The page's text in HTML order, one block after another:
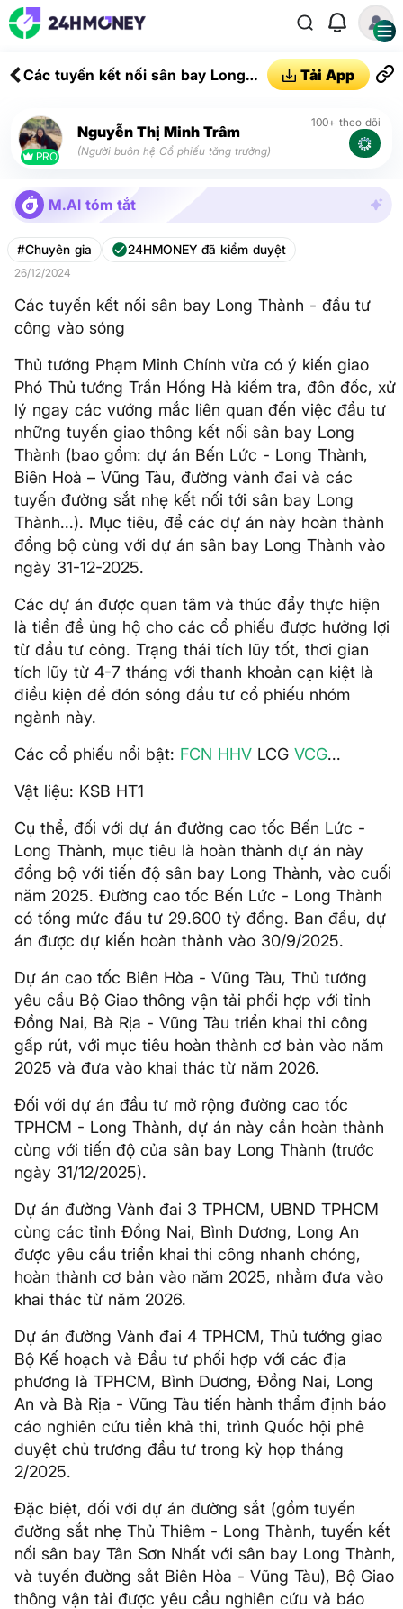
Các tuyến kết nối sân bay Long
Tải App
PRO
Nguyễn Thị Minh Trâm
(Người buôn hệ Cổ phiếu tăng trưởng)
100+ theo dõi
M.AI tóm tắt
#Chuyên gia 24HMONEY đã kiểm duyệt
26/12/2024
Các tuyến kết nối sân bay Long Thành - đầu tư
công vào sóng
Thủ tướng Phạm Minh Chính vừa có ý kiến giao
Phó Thủ tướng Trần Hồng Hà kiểm tra, đôn đốc, xử
lý ngay các vướng mắc liên quan đến việc đầu tư
những tuyến giao thông kết nối sân bay Long
Thành (bao gồm: dự án Bến Lức - Long Thành,
Biên Hoà – Vũng Tàu, đường vành đai và các
tuyến đường sắt nhẹ kết nối tới sân bay Long
Thành...). Mục tiêu, để các dự án này hoàn thành
đồng bộ cùng với dự án sân bay Long Thành vào
ngày 31-12-2025.
Các dự án được quan tâm và thúc đẩy thực hiện
là tiền đề ủng hộ cho các cổ phiếu được hưởng lợi
từ đầu tư công. Trạng thái tích lũy tốt, thơi gian
tích lũy từ 4-7 tháng với thanh khoản cạn kiệt là
điều kiện để đón sóng đầu tư cổ phiếu nhóm
ngành này.
Các cổ phiếu nổi bật: FCN HHV LCG VCG...
Vật liệu: KSB HT1
Cụ thể, đối với dự án đường cao tốc Bến Lức -
Long Thành, mục tiêu là hoàn thành dự án này
đồng bộ với tiến độ sân bay Long Thành, vào cuối
năm 2025. Đường cao tốc Bến Lức - Long Thành
có tổng mức đầu tư 29.600 tỷ đồng. Ban đầu, dự
án được dự kiến hoàn thành vào 30/9/2025.
Dự án cao tốc Biên Hòa - Vũng Tàu, Thủ tướng
yêu cầu Bộ Giao thông vận tải phối hợp với tỉnh
Đồng Nai, Bà Rịa - Vũng Tàu triển khai thi công
gấp rút, với mục tiêu hoàn thành cơ bản vào năm
2025 và đưa vào khai thác từ năm 2026.
Đối với dự án đầu tư mở rộng đường cao tốc
TPHCM - Long Thành, dự án này cần hoàn thành
cùng với tiến độ của sân bay Long Thành (trước
ngày 31/12/2025).
Dự án đường Vành đai 3 TPHCM, UBND TPHCM
cùng các tỉnh Đồng Nai, Bình Dương, Long An
được yêu cầu triển khai thi công nhanh chóng,
hoàn thành cơ bản vào năm 2025, nhằm đưa vào
khai thác từ năm 2026.
Dự án đường Vành đai 4 TPHCM, Thủ tướng giao
Bộ Kế hoạch và Đầu tư phối hợp với các địa
phương là TPHCM, Bình Dương, Đồng Nai, Long
An và Bà Rịa - Vũng Tàu tiến hành thẩm định báo
cáo nghiên cứu tiền khả thi, trình Quốc hội phê
duyệt chủ trương đầu tư trong kỳ họp tháng
2/2025.
Đặc biệt, đối với dự án đường sắt (gồm tuyến
đường sắt nhẹ Thủ Thiêm - Long Thành, tuyến kết
nối sân bay Tân Sơn Nhất với sân bay Long Thành,
và tuyến đường sắt Biên Hòa - Vũng Tàu), Bộ Giao
thông vận tải được yêu cầu nghiên cứu và báo